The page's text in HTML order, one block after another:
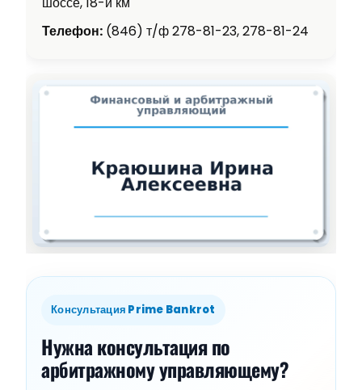
Телефон: (846) т/ф 278-81-23, 278-81-24
Консультация Prime Bankrot
Нужна консультация по
арбитражному управляющему?